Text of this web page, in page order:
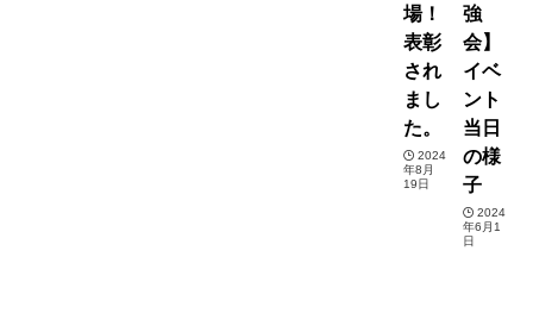
場！
表彰
され
まし
た。
2024
年8月
19日
強
会】
イベ
ント
当日
の様
子
2024
年6月1
日